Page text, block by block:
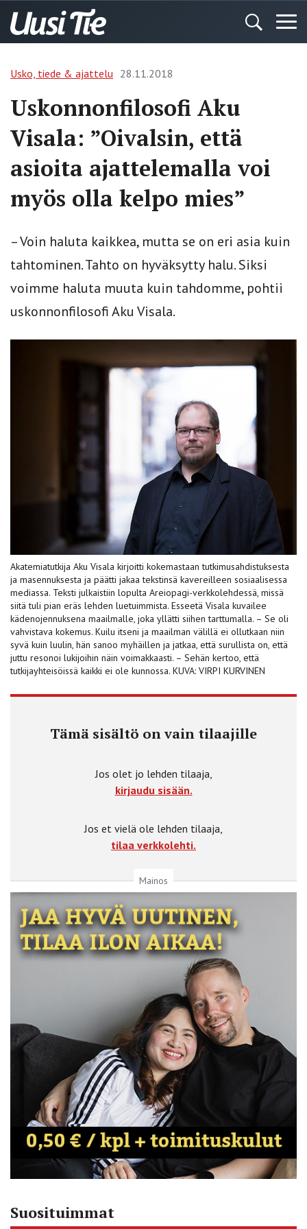
Usko, tiede & ajattelu 28.11.2018
Uskonnonfilosofi Aku
Visala: ”Oivalsin, että
asioita ajattelemalla voi
myös olla kelpo mies”
– Voin haluta kaikkea, mutta se on eri asia kuin
tahtominen. Tahto on hyväksytty halu. Siksi
voimme haluta muuta kuin tahdomme, pohtii
uskonnonfilosofi Aku Visala.
Akatemiatutkija Aku Visala kirjoitti kokemastaan tutkimusahdistuksesta
ja masennuksesta ja päätti jakaa tekstinsä kavereilleen sosiaalisessa
mediassa. Teksti julkaistiin lopulta Areiopagi-verkkolehdessä, missä
siitä tuli pian eräs lehden luetuimmista. Esseetä Visala kuvailee
kädenojennuksena maailmalle, joka yllätti siihen tarttumalla. – Se oli
vahvistava kokemus. Kuilu itseni ja maailman välillä ei ollutkaan niin
syvä kuin luulin, hän sanoo myhäillen ja jatkaa, että surullista on, että
juttu resonoi lukijoihin näin voimakkaasti. – Sehän kertoo, että
tutkijayhteisöissä kaikki ei ole kunnossa. KUVA: VIRPI KURVINEN
Tämä sisältö on vain tilaajille
Jos olet jo lehden tilaaja,
kirjaudu sisään.
Jos et vielä ole lehden tilaaja,
tilaa verkkolehti.
Mainos
Suosituimmat